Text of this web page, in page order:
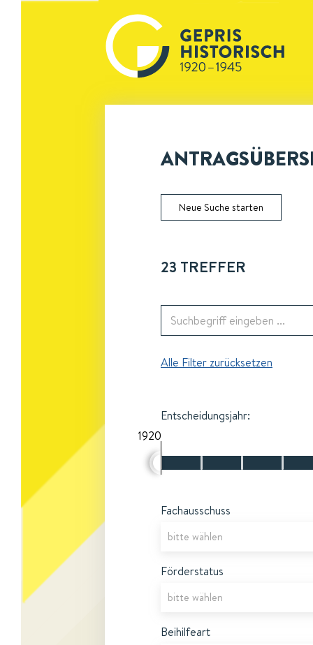
Neue Suche starten
23 TREFFER
Alle Filter zurücksetzen
Entscheidungsjahr:
1920
Fachausschuss
Förderstatus
Beihilfeart